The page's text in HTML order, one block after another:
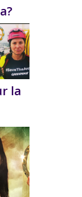
la